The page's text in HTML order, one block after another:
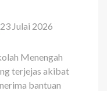
23 Julai 2026
Menengah
terjejas akibat
bantuan